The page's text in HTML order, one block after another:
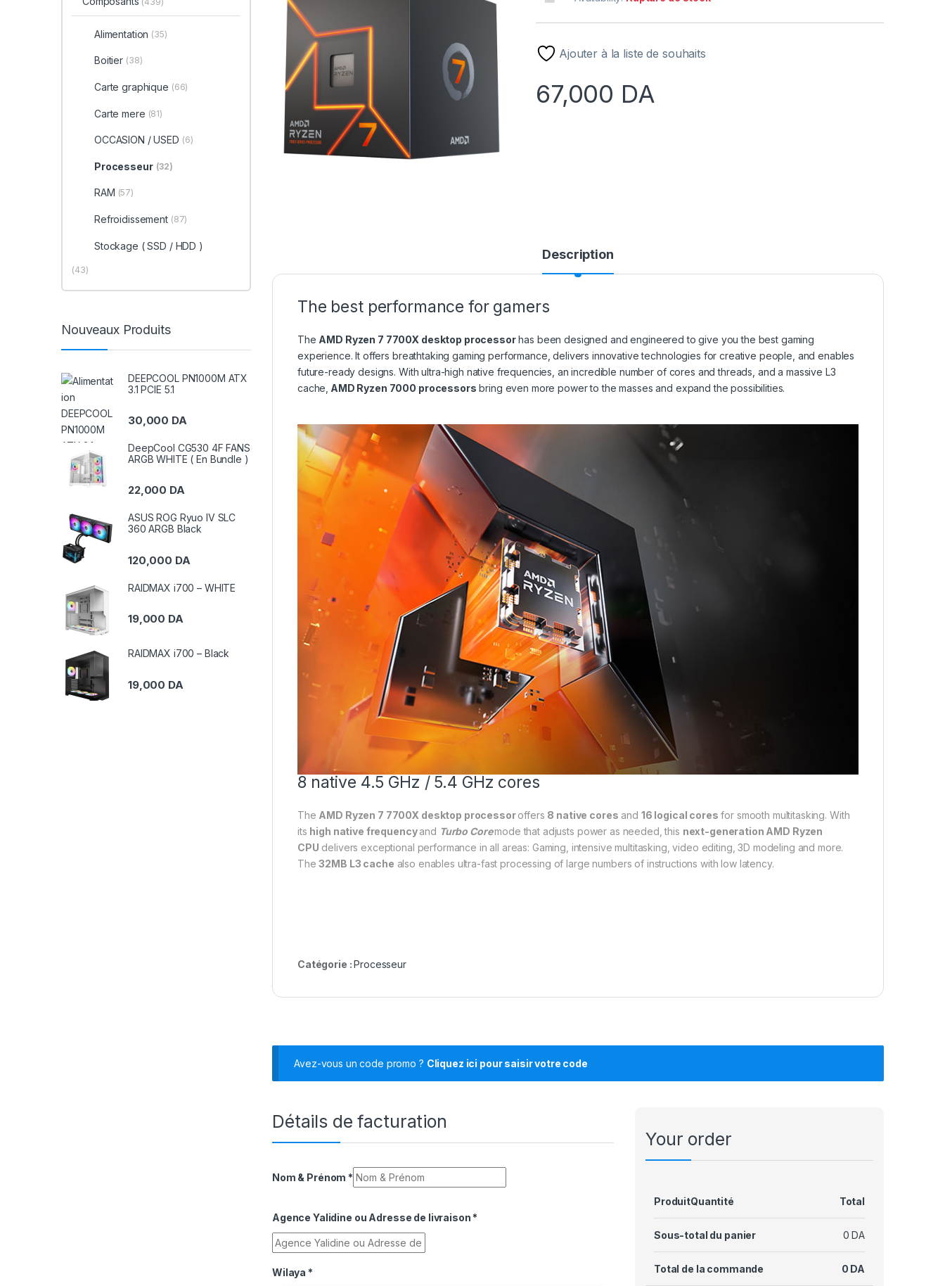
Ajouter à la liste de souhaits
67,000 DA
Description
The best performance for gamers
The AMD Ryzen 7 7700X desktop processorhas been designed and engineered to give you the best gaming
experience. It offers breathtaking gaming performance, delivers innovative technologies for creative people, and enables
future-ready designs. With ultra-high native frequencies, an incredible number of cores and threads, and a massive L3
cache, AMD Ryzen 7000 processors bring even more power to the masses and expand the possibilities.
8 native 4.5 GHz / 5.4 GHz cores
The AMD Ryzen 7 7700X desktop processoroffers 8 native cores and 16 logical cores for smooth multitasking. With
its high native frequencyand Turbo Coremode that adjusts power as needed, this next-generation AMD Ryzen
CPU delivers exceptional performance in all areas: Gaming, intensive multitasking, video editing, 3D modeling and more.
The32MB L3 cache also enables ultra-fast processing of large numbers of instructions with low latency.
Catégorie :Processeur
Avez-vous un code promo ? Cliquez ici pour saisir votre code
Détails de facturation
Nom & Prénom *
Agence Yalidine ou Adresse de livraison *
Wilaya *
Your order
ProduitQuantité Total
Sous-total du panier 0 DA
Total de la commande 0 DA
Alimentation (35)
Boitier (38)
Carte graphique (66)
Carte mere (81)
OCCASION / USED (6)
Processeur (32)
RAM (57)
Refroidissement (87)
Stockage ( SSD / HDD )
(43)
Nouveaux Produits
DEEPCOOL PN1000M ATX
3.1 PCIE 5.1
30,000 DA
DeepCool CG530 4F FANS
ARGB WHITE ( En Bundle )
22,000 DA
ASUS ROG Ryuo IV SLC
360 ARGB Black
120,000 DA
RAIDMAX i700 – WHITE
19,000 DA
RAIDMAX i700 – Black
19,000 DA